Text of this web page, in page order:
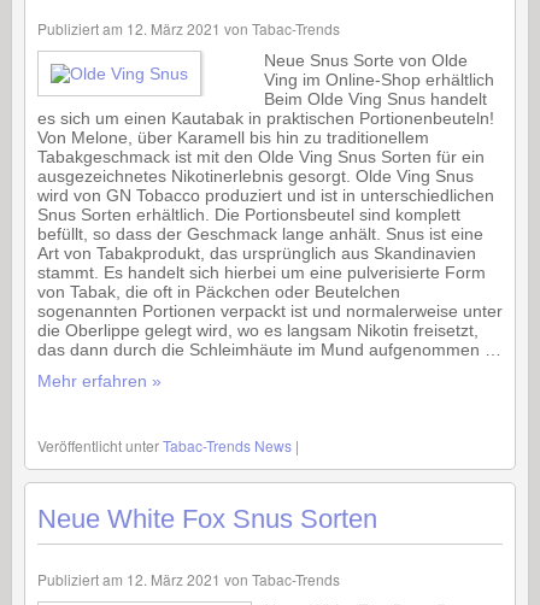
Publiziert am 12. März 2021 von Tabac-Trends
Neue Snus Sorte von Olde
Ving im Online-Shop erhältlich
Beim Olde Ving Snus handelt
es sich um einen Kautabak in praktischen Portionenbeuteln!
Von Melone, über Karamell bis hin zu traditionellem
Tabakgeschmack ist mit den Olde Ving Snus Sorten für ein
ausgezeichnetes Nikotinerlebnis gesorgt. Olde Ving Snus
wird von GN Tobacco produziert und ist in unterschiedlichen
Snus Sorten erhältlich. Die Portionsbeutel sind komplett
befüllt, so dass der Geschmack lange anhält. Snus ist eine
Art von Tabakprodukt, das ursprünglich aus Skandinavien
stammt. Es handelt sich hierbei um eine pulverisierte Form
von Tabak, die oft in Päckchen oder Beutelchen
sogenannten Portionen verpackt ist und normalerweise unter
die Oberlippe gelegt wird, wo es langsam Nikotin freisetzt,
das dann durch die Schleimhäute im Mund aufgenommen …
Mehr erfahren »
Veröffentlicht unterTabac-Trends News |
Neue White Fox Snus Sorten
Publiziert am 12. März 2021 von Tabac-Trends